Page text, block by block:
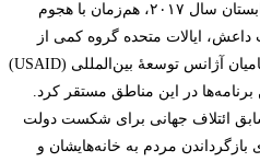
وحشیانۀ گروه‌های تکفیری بود. در تابستان سال ۲۰۱۷، هم‌زمان با هجوم
ایالات متحده گروه کمی از
اعضای وزارت امور خارجه و غیرنظامیان آژانس توسعۀ بین‌المللی (USAID)
در این مناطق مستقر کرد.
ائتلاف جهانی برای شکست دولت
بازگرداندن مردم به خانه‌هایشان و